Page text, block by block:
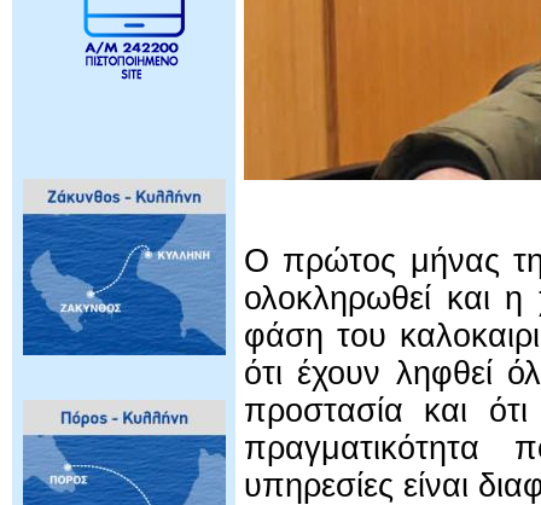
Ο πρώτος μήνας
ολοκληρωθεί και η
φάση του
ότι έχουν ληφθεί
προστασία και
πραγματικότητα
υπηρεσίες είναι